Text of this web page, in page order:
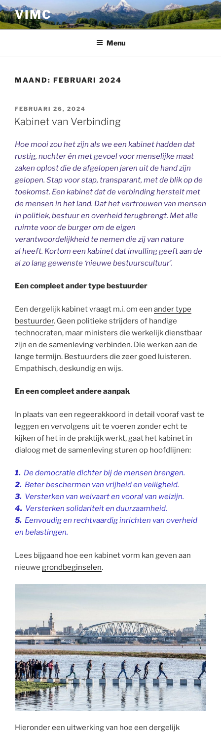
Ga
naar
de
VIMC
Menu
MAAND: FEBRUARI 2024
GEPLAATST
OP
FEBRUARI 26, 2024
Kabinet van Verbinding
Hoe mooi zou het zijn als we een kabinet hadden dat
rustig, nuchter én met gevoel voor menselijke maat
zaken oplost die de afgelopen jaren uit de hand zijn
gelopen. Stap voor stap, transparant, met de blik op de
toekomst. Een kabinet dat de verbinding herstelt met
de mensen in het land. Dat het vertrouwen van mensen
in politiek, bestuur en overheid terugbrengt. Met alle
ruimte voor de burger om de eigen
verantwoordelijkheid te nemen die zij van nature
al heeft. Kortom een kabinet datinvulling geeft aan de
al zo lang gewenste ‘nieuwe bestuurscultuur’.
Een compleet ander type bestuurder
Een dergelijk kabinet vraagt m.i. om een ander type
bestuurder. Geen politieke strijders of handige
technocraten, maar ministers die werkelijk dienstbaar
zijn en de samenleving verbinden. Die werken aan de
lange termijn. Bestuurders die zeer goed luisteren.
Empathisch, deskundig en wijs.
En een compleet andere aanpak
In plaats van een regeerakkoord in detail vooraf vast te
leggen en vervolgens uit te voeren zonder echt te
kijken of het in de praktijk werkt, gaat het kabinet in
dialoog met de samenleving sturen op hoofdlijnen:
1. De democratie dichter bij de mensen brengen.
2. Beter beschermen van vrijheid en veiligheid.
3. Versterken van welvaart en vooral van welzijn.
4. Versterken solidariteit en duurzaamheid.
5. Eenvoudig en rechtvaardig inrichten van overheid
en belastingen.
Lees bijgaand hoe een kabinet vorm kan geven aan
nieuwe grondbeginselen.
Hieronder een uitwerking van hoe een dergelijk